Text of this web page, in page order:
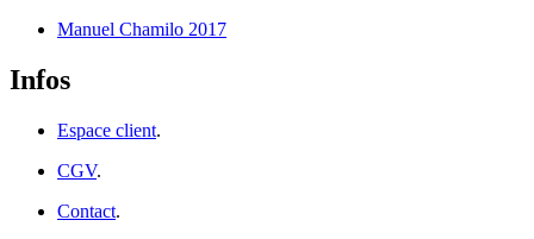
Manuel Chamilo 2017
Infos
Espace client.
CGV.
Contact.